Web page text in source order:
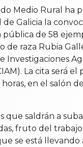
Medio Rural ha
de Galicia la
pública de 58
de raza Rubia
Investigaciones
La cita será el
horas, en el salón
que saldrán a
fruto del
se está llevando